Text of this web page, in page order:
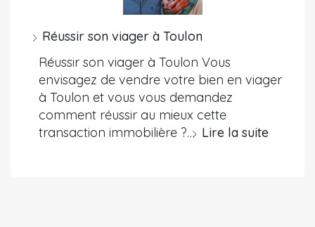
Réussir son viager à Toulon
Réussir son viager à Toulon Vous
envisagez de vendre votre bien en viager
à Toulon et vous vous demandez
comment réussir au mieux cette
transaction immobilière ?… Lire la suite